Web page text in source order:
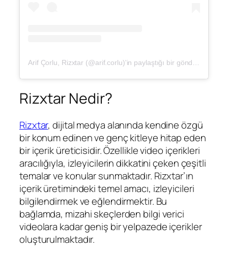
Rizxtar Nedir?
Rizxtar, dijital medya alanında kendine özgü
bir konum edinen ve genç kitleye hitap eden
bir içerik üreticisidir. Özellikle video içerikleri
aracılığıyla, izleyicilerin dikkatini çeken çeşitli
temalar ve konular sunmaktadır. Rizxtar’ın
içerik üretimindeki temel amacı, izleyicileri
bilgilendirmek ve eğlendirmektir. Bu
bağlamda, mizahi skeçlerden bilgi verici
videolara kadar geniş bir yelpazede içerikler
oluşturulmaktadır.